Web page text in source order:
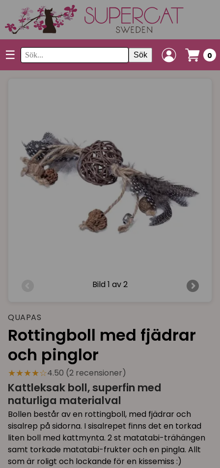
☰ Sök 0
Bild 1 av 2
QUAPAS
Rottingboll med fjädrar
och pinglor
★★★★☆4.50 (2 recensioner)
Kattleksak boll, superfin med
naturliga materialval
Bollen består av en rottingboll, med fjädrar och
sisalrep på sidorna. I sisalrepet finns det en torkad
liten boll med kattmynta. 2 st matatabi-trähängen
samt torkade matatabi-frukter och en pingla. Allt
som är roligt och lockande för en kissemiss :)